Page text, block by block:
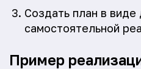
Создать план в
самостоятельной
Пример